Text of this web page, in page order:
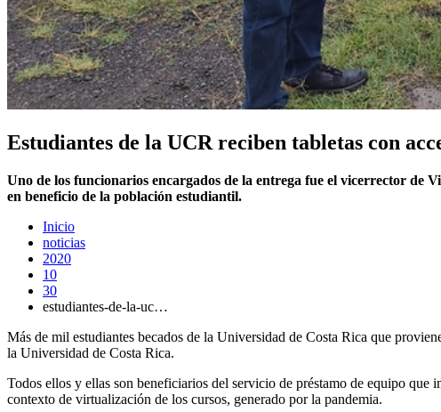
Estudiantes de la UCR reciben tabletas con
Uno de los funcionarios encargados de la entrega fue el vicerrector de
en beneficio de la población estudiantil.
Inicio
noticias
2020
10
30
estudiantes-de-la-uc…
Más de mil estudiantes becados de la Universidad de Costa Rica que
la Universidad de Costa Rica.
Todos ellos y ellas son beneficiarios del servicio de préstamo de equipo
contexto de virtualización de los cursos, generado por la pandemia.